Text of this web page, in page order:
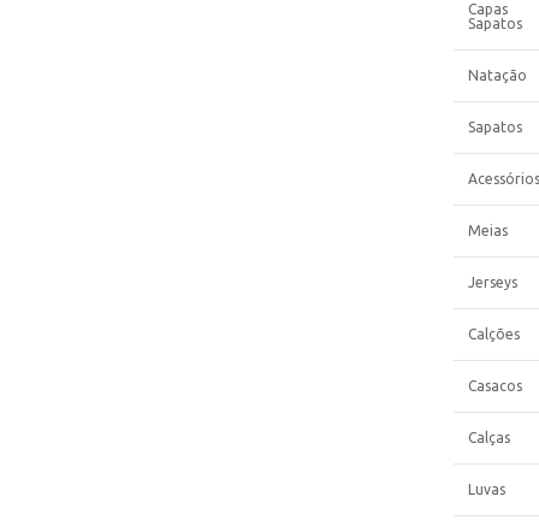
Capas
Sapatos
Natação
Sapatos
Acessórios
Meias
Jerseys
Calções
Casacos
Calças
Luvas